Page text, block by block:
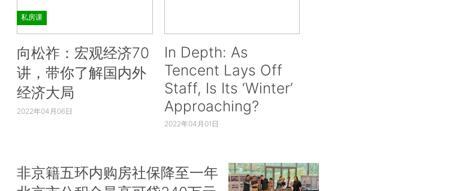
私房课
向松祚：宏观经济70
讲，带你了解国内外
经济大局
2022年04月06日
In Depth: As
Tencent Lays Off
Staff, Is Its ‘Winter’
Approaching?
2022年04月01日
非京籍五环内购房社保降至一年